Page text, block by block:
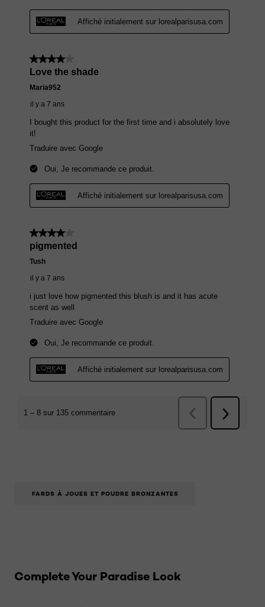
FARDS À JOUES ET POUDRE BRONZANTES
Complete Your Paradise Look